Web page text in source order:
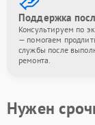
Поддержка
Консультируем по
— помогаем
службы после
ремонта.
Нужен